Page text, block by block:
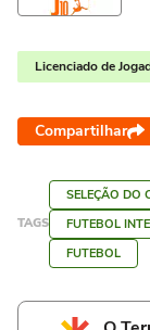
Licenciado de
Compartilhar
TAGS
SELEÇÃO DO
FUTEBOL
FUTEBOL